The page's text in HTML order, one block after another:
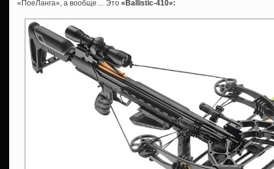
«ПоеЛанга», а вообще… Это « Ballistic-410»: